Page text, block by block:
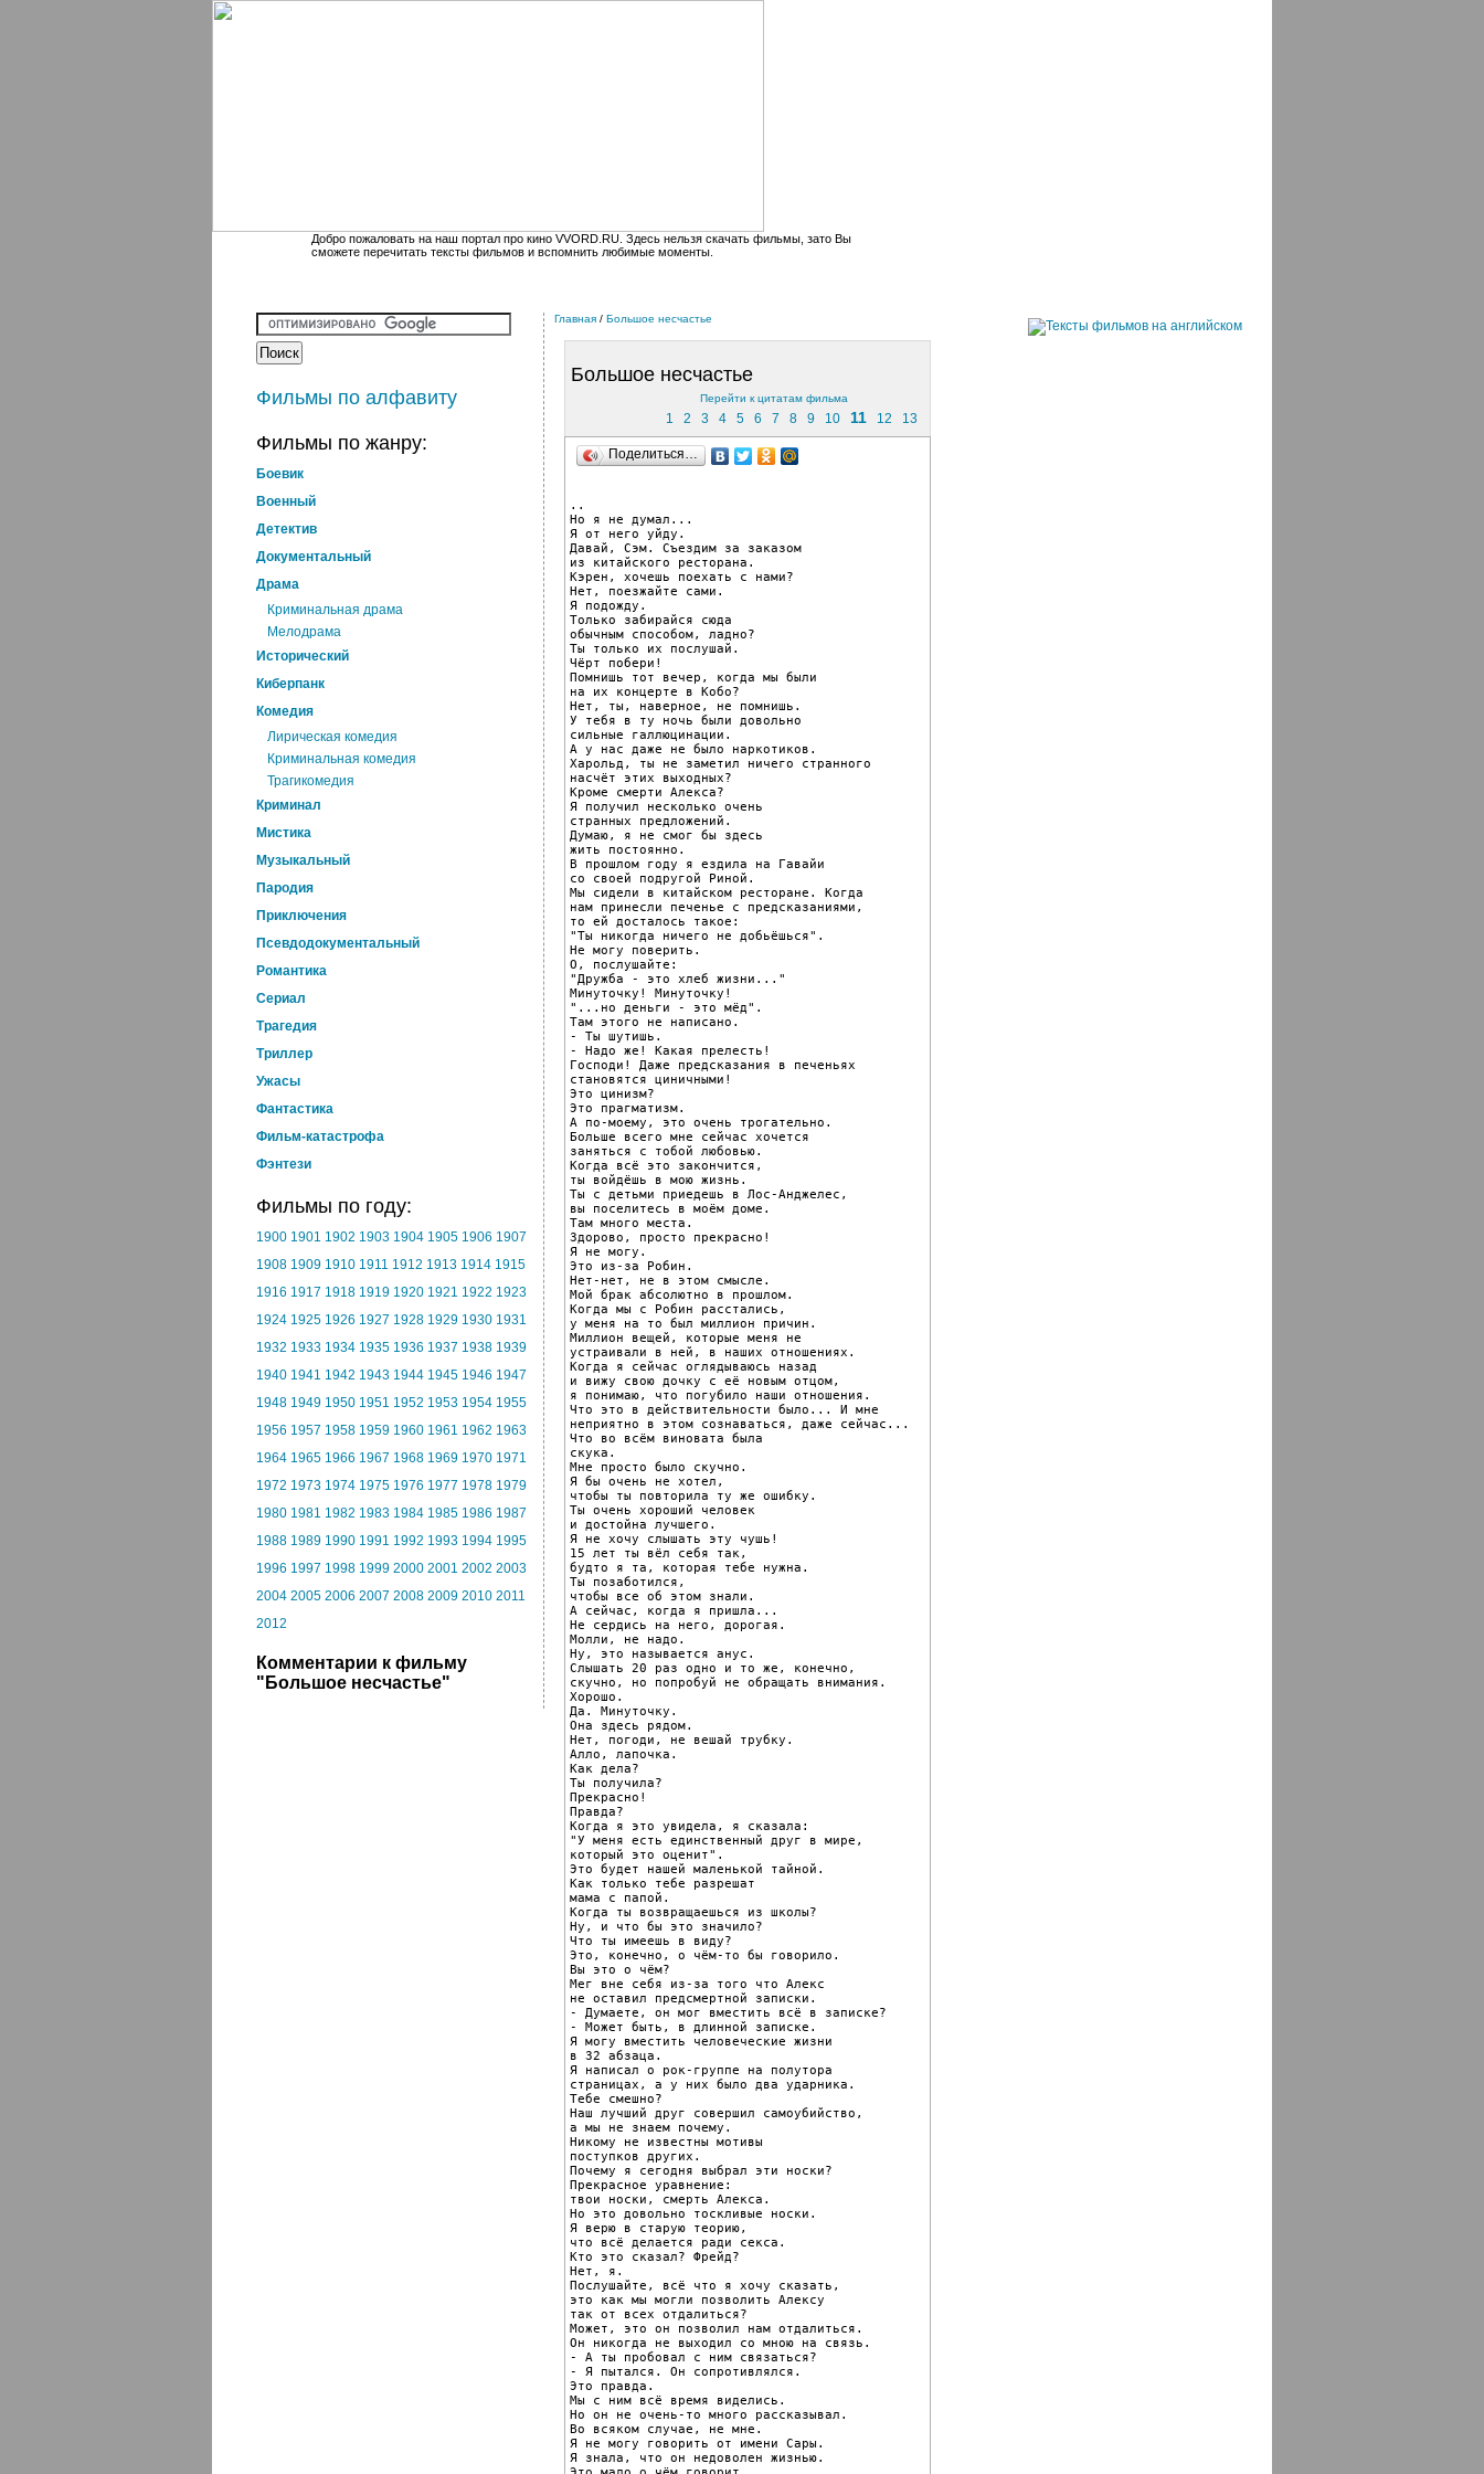
Добро пожаловать на наш портал про кино VVORD.RU. Здесь нельзя скачать фильмы, зато Вы
сможете перечитать тексты фильмов и вспомнить любимые моменты.
Фильмы по алфавиту
Фильмы по жанру:
Боевик
Военный
Детектив
Документальный
Драма
Криминальная драма
Мелодрама
Исторический
Киберпанк
Комедия
Лирическая комедия
Криминальная комедия
Трагикомедия
Криминал
Мистика
Музыкальный
Пародия
Приключения
Псевдодокументальный
Романтика
Cериал
Трагедия
Триллер
Ужасы
Фантастика
Фильм-катастрофа
Фэнтези
Фильмы по году:
1900 1901 1902 1903 1904 1905 1906 1907
1908 1909 1910 1911 1912 1913 1914 1915
1916 1917 1918 1919 1920 1921 1922 1923
1924 1925 1926 1927 1928 1929 1930 1931
1932 1933 1934 1935 1936 1937 1938 1939
1940 1941 1942 1943 1944 1945 1946 1947
1948 1949 1950 1951 1952 1953 1954 1955
1956 1957 1958 1959 1960 1961 1962 1963
1964 1965 1966 1967 1968 1969 1970 1971
1972 1973 1974 1975 1976 1977 1978 1979
1980 1981 1982 1983 1984 1985 1986 1987
1988 1989 1990 1991 1992 1993 1994 1995
1996 1997 1998 1999 2000 2001 2002 2003
2004 2005 2006 2007 2008 2009 2010 2011
2012
Комментарии к фильму
"Большое несчастье"
Главная / Большое несчастье
Большое несчастье
Перейти к цитатам фильма
1 2 3 4 5 6 7 8 9 10 11 12 13
Поделиться…
..
Но я не думал...
Я от него уйду.
Давай, Сэм. Съездим за заказом
из китайского ресторана.
Кэрен, хочешь поехать с нами?
Нет, поезжайте сами.
Я подожду.
Только забирайся сюда
обычным способом, ладно?
Ты только их послушай.
Чёрт побери!
Помнишь тот вечер, когда мы были
на их концерте в Кобо?
Нет, ты, наверное, не помнишь.
У тебя в ту ночь были довольно
сильные галлюцинации.
А у нас даже не было наркотиков.
Харольд, ты не заметил ничего странного
насчёт этих выходных?
Кроме смерти Алекса?
Я получил несколько очень
странных предложений.
Думаю, я не смог бы здесь
жить постоянно.
В прошлом году я ездила на Гавайи
со своей подругой Риной.
Мы сидели в китайском ресторане. Когда
нам принесли печенье с предсказаниями,
то ей досталось такое:
"Ты никогда ничего не добьёшься".
Не могу поверить.
О, послушайте:
"Дружба - это хлеб жизни..."
Минуточку! Минуточку!
"...но деньги - это мёд".
Там этого не написано.
- Ты шутишь.
- Надо же! Какая прелесть!
Господи! Даже предсказания в печеньях
становятся циничными!
Это цинизм?
Это прагматизм.
А по-моему, это очень трогательно.
Больше всего мне сейчас хочется
заняться с тобой любовью.
Когда всё это закончится,
ты войдёшь в мою жизнь.
Ты с детьми приедешь в Лос-Анджелес,
вы поселитесь в моём доме.
Там много места.
Здорово, просто прекрасно!
Я не могу.
Это из-за Робин.
Нет-нет, не в этом смысле.
Мой брак абсолютно в прошлом.
Когда мы с Робин расстались,
у меня на то был миллион причин.
Миллион вещей, которые меня не
устраивали в ней, в наших отношениях.
Когда я сейчас оглядываюсь назад
и вижу свою дочку с её новым отцом,
я понимаю, что погубило наши отношения.
Что это в действительности было... И мне
неприятно в этом сознаваться, даже сейчас...
Что во всём виновата была
скука.
Мне просто было скучно.
Я бы очень не хотел,
чтобы ты повторила ту же ошибку.
Ты очень хороший человек
и достойна лучшего.
Я не хочу слышать эту чушь!
15 лет ты вёл себя так,
будто я та, которая тебе нужна.
Ты позаботился,
чтобы все об этом знали.
А сейчас, когда я пришла...
Не сердись на него, дорогая.
Молли, не надо.
Ну, это называется анус.
Слышать 20 раз одно и то же, конечно,
скучно, но попробуй не обращать внимания.
Хорошо.
Да. Минуточку.
Она здесь рядом.
Нет, погоди, не вешай трубку.
Алло, лапочка.
Как дела?
Ты получила?
Прекрасно!
Правда?
Когда я это увидела, я сказала:
"У меня есть единственный друг в мире,
который это оценит".
Это будет нашей маленькой тайной.
Как только тебе разрешат
мама с папой.
Когда ты возвращаешься из школы?
Ну, и что бы это значило?
Что ты имеешь в виду?
Это, конечно, о чём-то бы говорило.
Вы это о чём?
Мег вне себя из-за того что Алекс
не оставил предсмертной записки.
- Думаете, он мог вместить всё в записке?
- Может быть, в длинной записке.
Я могу вместить человеческие жизни
в 32 абзаца.
Я написал о рок-группе на полутора
страницах, а у них было два ударника.
Тебе смешно?
Наш лучший друг совершил самоубийство,
а мы не знаем почему.
Никому не известны мотивы
поступков других.
Почему я сегодня выбрал эти носки?
Прекрасное уравнение:
твои носки, смерть Алекса.
Но это довольно тоскливые носки.
Я верю в старую теорию,
что всё делается ради секса.
Кто это сказал? Фрейд?
Нет, я.
Послушайте, всё что я хочу сказать,
это как мы могли позволить Алексу
так от всех отдалиться?
Может, это он позволил нам отдалиться.
Он никогда не выходил со мною на связь.
- А ты пробовал с ним связаться?
- Я пытался. Он сопротивлялся.
Это правда.
Мы с ним всё время виделись.
Но он не очень-то много рассказывал.
Во всяком случае, не мне.
Я не могу говорить от имени Сары.
Я знала, что он недоволен жизнью.